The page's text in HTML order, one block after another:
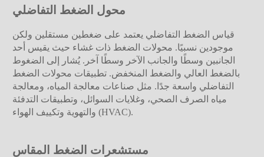
محول الضغط التفاضلي
قياس الضغط التفاضلي يعتمد على ضغطين مستقلين ولكن
موجودين نسبيًا. محولات الضغط ذات غشاء حيث يقيس أحد
الجانبين وسطًا والجانب الآخر وسطًا آخر. يُشار إلى الضغوط
بالضغط العالي والضغط المنخفض. تطبيقات محولات الضغط
التفاضلي واسعة جدًا. مثل صناعات معالجة المياه، ومعالجة
مياه الصرف الصحي، وغلايات السوائل، وتطبيقات التدفئة
والتهوية وتكييف الهواء (HVAC).
مستشعرات الضغط المقاس